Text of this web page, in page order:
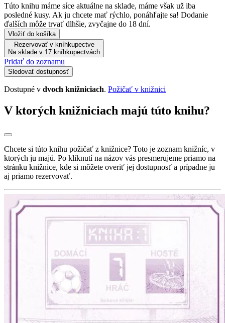
Túto knihu máme síce aktuálne na sklade, máme však už iba
posledné kusy. Ak ju chcete mať rýchlo, ponáhľajte sa! Dodanie
ďalších môže trvať dlhšie, zvyčajne do 18 dní.
Vložiť do košíka
Rezervovať v kníhkupectve
Na sklade v 17 kníhkupectvách
Pridať do zoznamu
Sledovať dostupnosť
Dostupné v dvoch knižniciach. Požičať v knižnici
V ktorých knižniciach majú túto knihu?
Chcete si túto knihu požičať z knižnice? Toto je zoznam knižníc, v
ktorých ju majú. Po kliknutí na názov vás presmerujeme priamo na
stránku knižnice, kde si môžete overiť jej dostupnosť a prípadne ju
aj priamo rezervovať.